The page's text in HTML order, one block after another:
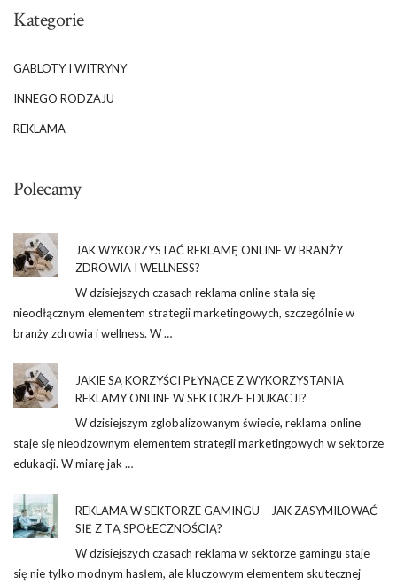
Kategorie
GABLOTY I WITRYNY
INNEGO RODZAJU
REKLAMA
Polecamy
JAK WYKORZYSTAĆ REKLAMĘ ONLINE W BRANŻY
ZDROWIA I WELLNESS?
W dzisiejszych czasach reklama online stała się
nieodłącznym elementem strategii marketingowych, szczególnie w
branży zdrowia i wellness. W …
JAKIE SĄ KORZYŚCI PŁYNĄCE Z WYKORZYSTANIA
REKLAMY ONLINE W SEKTORZE EDUKACJI?
W dzisiejszym zglobalizowanym świecie, reklama online
staje się nieodzownym elementem strategii marketingowych w sektorze
edukacji. W miarę jak …
REKLAMA W SEKTORZE GAMINGU – JAK ZASYMILOWAĆ
SIĘ Z TĄ SPOŁECZNOŚCIĄ?
W dzisiejszych czasach reklama w sektorze gamingu staje
się nie tylko modnym hasłem, ale kluczowym elementem skutecznej